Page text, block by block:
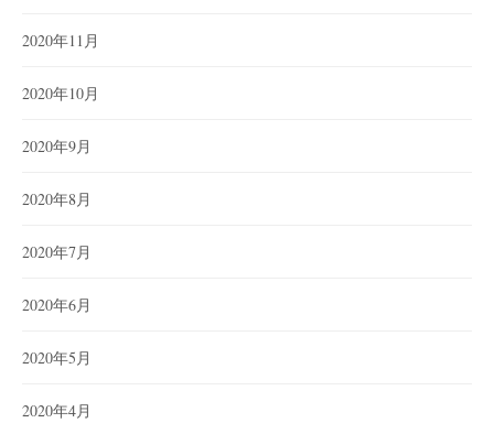
2020年11月
2020年10月
2020年9月
2020年8月
2020年7月
2020年6月
2020年5月
2020年4月